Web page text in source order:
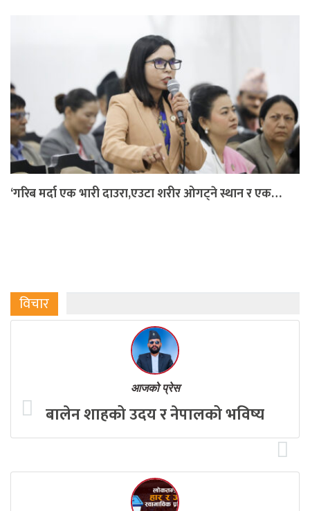
‘गरिब मर्दा एक भारी दाउरा,एउटा शरीर ओगट्ने स्थान र एक…
विचार
आजको प्रेस
बालेन शाहको उदय र नेपालको भविष्य